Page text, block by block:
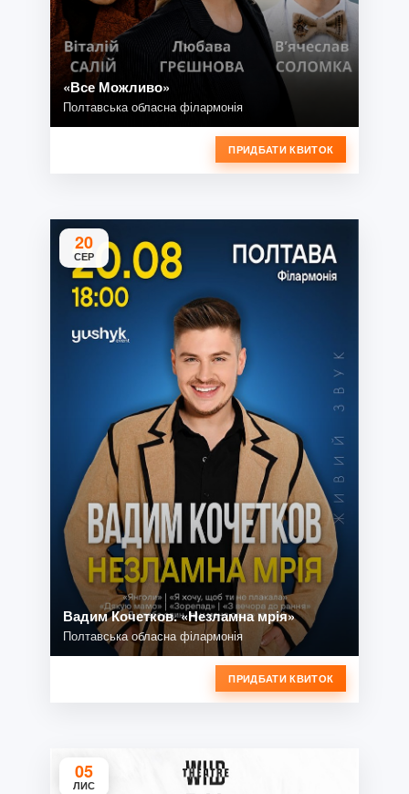
«Все Можливо»
Полтавська обласна філармонія
ПРИДБАТИ КВИТОК
20
СЕР
Вадим Кочетков. «Незламна мрія»
Полтавська обласна філармонія
ПРИДБАТИ КВИТОК
05
ЛИС